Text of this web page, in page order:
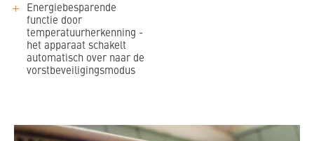
Energiebesparende
functie door
temperatuurherkenning -
het apparaat schakelt
automatisch over naar de
vorstbeveiligingsmodus